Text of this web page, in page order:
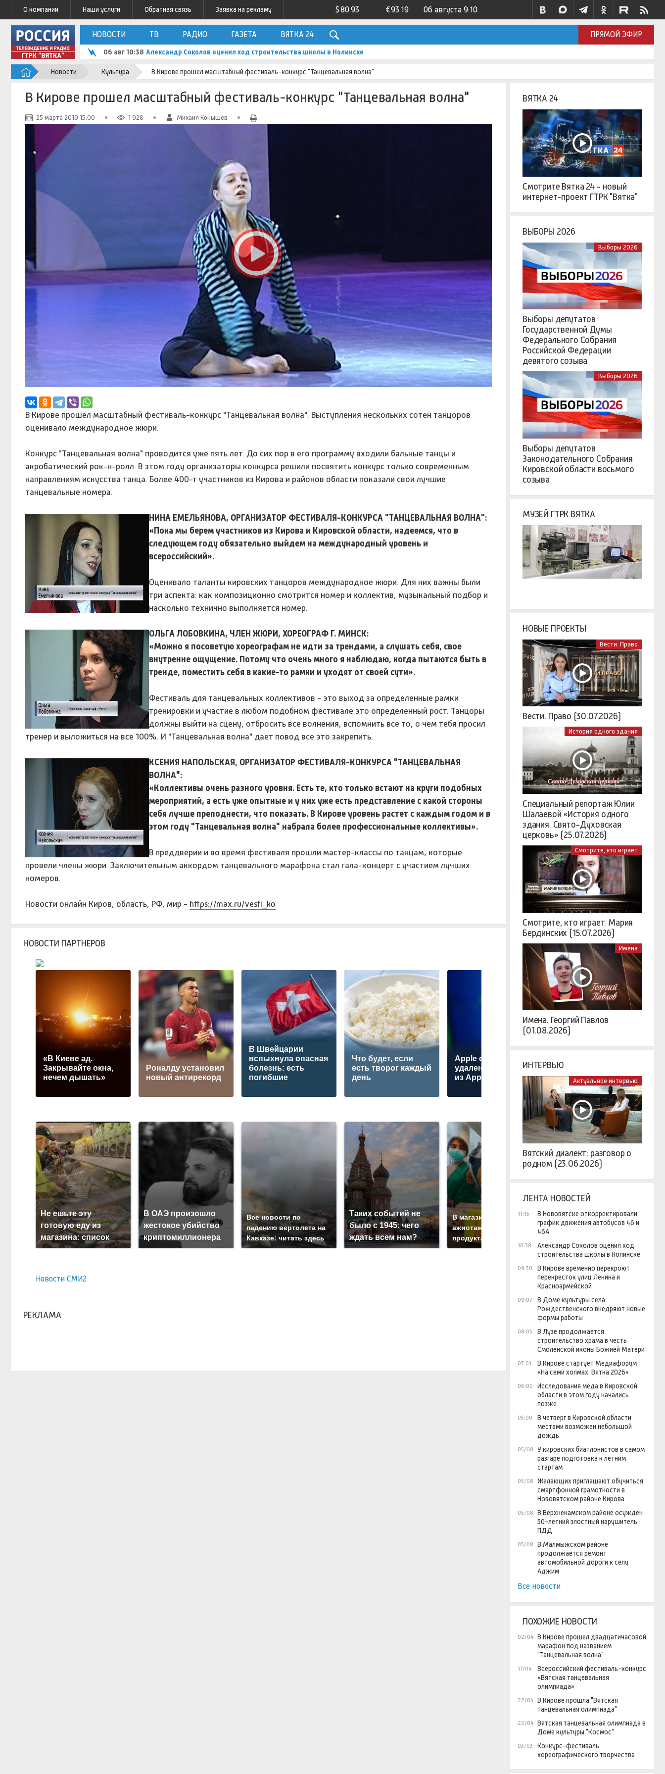
О компании Наши услуги Обратная связь Заявка на рекламу $80.93 €93.19 06 августа 9:10
НОВОСТИ ТВ РАДИО ГАЗЕТА ВЯТКА 24 ПРЯМОЙ ЭФИР
06 авг 10:38 Александр Соколов оценил ход строительства школы в Нолинске
Новости Культура В Кирове прошел масштабный фестиваль-конкурс "Танцевальная волна"
В Кирове прошел масштабный фестиваль-конкурс "Танцевальная волна"
25 марта 2019 15:00 1 928 Михаил Конышев
В Кирове прошел масштабный фестиваль-конкурс "Танцевальная волна". Выступления нескольких сотен танцоров
оценивало международное жюри.
Конкурс "Танцевальная волна" проводится уже пять лет. До сих пор в его программу входили бальные танцы и
акробатический рок-н-ролл. В этом году организаторы конкурса решили посвятить конкурс только современным
направлениям искусства танца. Более 400-т участников из Кирова и районов области показали свои лучшие
танцевальные номера.
НИНА ЕМЕЛЬЯНОВА, ОРГАНИЗАТОР ФЕСТИВАЛЯ-КОНКУРСА "ТАНЦЕВАЛЬНАЯ ВОЛНА":
«Пока мы берем участников из Кирова и Кировской области, надеемся, что в
следующем году обязательно выйдем на международный уровень и
всероссийский».
Оценивало таланты кировских танцоров международное жюри. Для них важны были
три аспекта: как композиционно смотрится номер и коллектив, музыкальный подбор и
насколько технично выполняется номер.
ОЛЬГА ЛОБОВКИНА, ЧЛЕН ЖЮРИ, ХОРЕОГРАФ Г. МИНСК:
«Можно я посоветую хореографам не идти за трендами, а слушать себя, свое
внутренне ощущение. Потому что очень много я наблюдаю, когда пытаются быть в
тренде, поместить себя в какие-то рамки и уходят от своей сути».
Фестиваль для танцевальных коллективов - это выход за определенные рамки
тренировки и участие в любом подобном фестивале это определенный рост. Танцоры
должны выйти на сцену, отбросить все волнения, вспомнить все то, о чем тебя просил
тренер и выложиться на все 100%. И "Танцевальная волна" дает повод все это закрепить.
КСЕНИЯ НАПОЛЬСКАЯ, ОРГАНИЗАТОР ФЕСТИВАЛЯ-КОНКУРСА "ТАНЦЕВАЛЬНАЯ
ВОЛНА":
«Коллективы очень разного уровня. Есть те, кто только встают на круги подобных
мероприятий, а есть уже опытные и у них уже есть представление с какой стороны
себя лучше преподнести, что показать. В Кирове уровень растет с каждым годом и в
этом году "Танцевальная волна" набрала более профессиональные коллективы».
В преддверии и во время фестиваля прошли мастер-классы по танцам, которые
провели члены жюри. Заключительным аккордом танцевального марафона стал гала-концерт с участием лучших
номеров.
Новости онлайн Киров, область, РФ, мир - https://max.ru/vesti_ko
НОВОСТИ ПАРТНЕРОВ
«В Киеве ад.
Закрывайте окна,
нечем дышать»
Роналду установил
новый антирекорд
В Швейцарии
вспыхнула опасная
болезнь: есть
погибшие
Что будет, если
есть творог каждый
день
Apple объяснила
удаление Telegram
из App Store
Почему Трамп
производить
ракеты для Patriot
Не ешьте эту
готовую еду из
магазина: список
В ОАЭ произошло
жестокое убийство
криптомиллионера
Все новости по
падению вертолета на
Кавказе: читать здесь
Таких событий не
было с 1945: чего
ждать всем нам?
В магазинах России
ажиотаж из-за этого
продукта: что купить?
СМИ: В Химках на
полицейскую
машину напали и
Новости СМИ2
РЕКЛАМА
ВЯТКА 24
Смотрите Вятка 24 - новый
интернет-проект ГТРК "Вятка"
ВЫБОРЫ 2026
Выборы 2026
Выборы депутатов
Государственной Думы
Федерального Собрания
Российской Федерации
девятого созыва
Выборы 2026
Выборы депутатов
Законодательного Собрания
Кировской области восьмого
созыва
МУЗЕЙ ГТРК ВЯТКА
НОВЫЕ ПРОЕКТЫ
Вести. Право
Вести. Право (30.07.2026)
История одного здания
Специальный репортаж Юлии
Шалаевой «История одного
здания. Свято-Духовская
церковь» (25.07.2026)
Смотрите, кто играет
Смотрите, кто играет. Мария
Бердинских (15.07.2026)
Имена
Имена. Георгий Павлов
(01.08.2026)
ИНТЕРВЬЮ
Актуальное интервью
Вятский диалект: разговор о
родном (23.06.2026)
ЛЕНТА НОВОСТЕЙ
11:15
В Нововятске откорректировали
график движения автобусов 46 и
46А
10:38
Александр Соколов оценил ход
строительства школы в Нолинске
09:30
В Кирове временно перекроют
перекресток улиц Ленина и
Красноармейской
09:07
В Доме культуры села
Рождественского внедряют новые
формы работы
08:03
В Лузе продолжается
строительство храма в честь
Смоленской иконы Божией Матери
07:01
В Кирове стартует Медиафорум
«На семи холмах. Вятка 2026»
06:00
Исследования мёда в Кировской
области в этом году начались
позже
05:00
В четверг в Кировской области
местами возможен небольшой
дождь
05/08
У кировских биатлонистов в самом
разгаре подготовка к летним
стартам
05/08
Желающих приглашают обучиться
смартфонной грамотности в
Нововятском районе Кирова
05/08
В Верхнекамском районе осуждён
50-летний злостный нарушитель
ПДД
05/08
В Малмыжском районе
продолжается ремонт
автомобильной дороги к селу
Аджим
Все новости
ПОХОЖИЕ НОВОСТИ
02/04 В Кирове прошел двадцатичасовой
марафон под названием
"Танцевальная волна"
17/04
Всероссийский фестиваль-конкурс
«Вятская танцевальная
олимпиада»
22/04 В Кирове прошла "Вятская
танцевальная олимпиада"
22/04 Вятская танцевальная олимпиада в
Доме культуры "Космос"
03/03
Конкурс-фестиваль
хореографического творчества